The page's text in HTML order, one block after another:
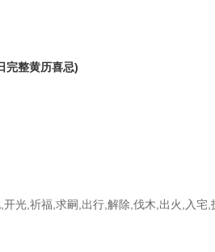
完整黄历喜忌)
开光,祈福,求嗣,出行,解除,伐木,出火,入宅